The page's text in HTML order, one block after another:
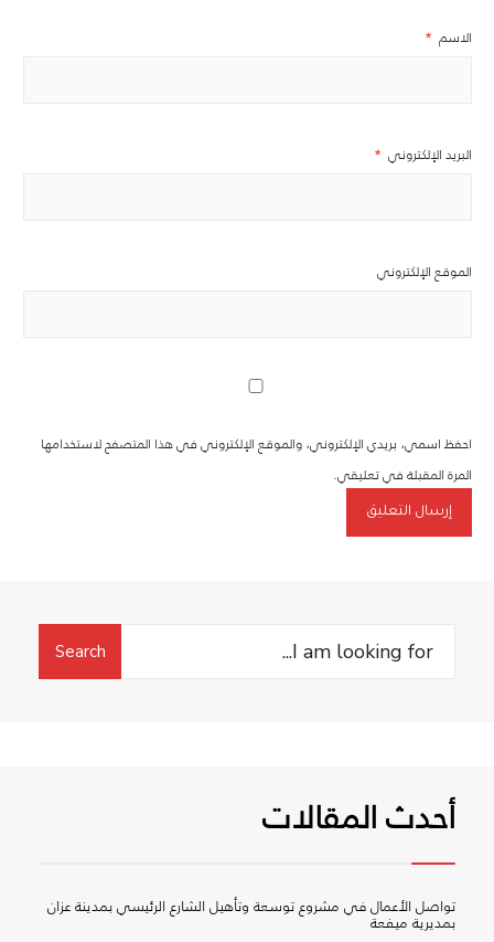
الاسم *
البريد الإلكتروني *
الموقع الإلكتروني
احفظ اسمي، بريدي الإلكتروني، والموقع الإلكتروني في هذا المتصفح لاستخدامها
المرة المقبلة في تعليقي.
Search
Search
أحدث المقالات
تواصل الأعمال في مشروع توسعة وتأهيل الشارع الرئيسي بمدينة عزان
بمديرية ميفعة